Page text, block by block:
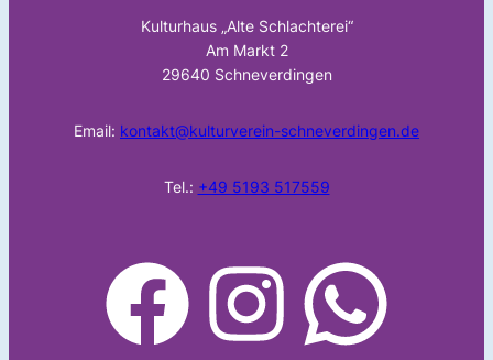
Kulturhaus „Alte Schlachterei“
Am Markt 2
29640 Schneverdingen
Email: kontakt@kulturverein-schneverdingen.de
Tel.: +49 5193 517559
facebook Instagram WhatsApp